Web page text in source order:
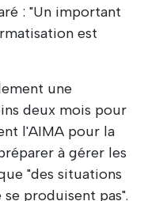
: "Un important
est
une
deux mois pour
l'AIMA pour la
à gérer les
"des situations
produisent pas".